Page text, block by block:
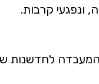
ונפגעי קרבות.